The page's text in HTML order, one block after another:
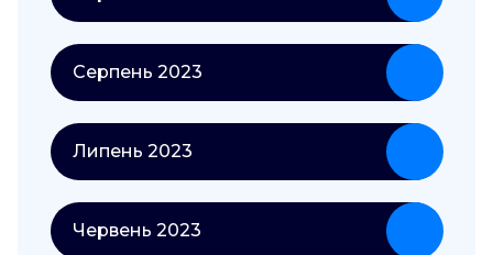
Серпень 2023
Липень 2023
Червень 2023